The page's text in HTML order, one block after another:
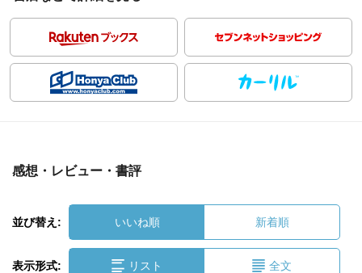
感想・レビュー・書評
並び替え: いいね順 新着順
表示形式: リスト 全文